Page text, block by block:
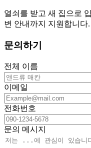
열쇠를 받고 새 집으로
변 안내까지 지원합니다.
문의하기
전체 이름
이메일
전화번호
문의 메시지